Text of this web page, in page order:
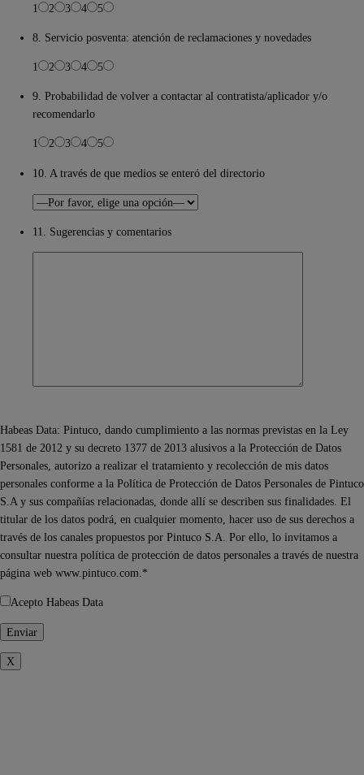
1 2 3 4 5
8. Servicio posventa: atención de reclamaciones y novedades
1 2 3 4 5
9. Probabilidad de volver a contactar al contratista/aplicador y/o
recomendarlo
1 2 3 4 5
10. A través de que medios se enteró del directorio
11. Sugerencias y comentarios
Habeas Data: Pintuco, dando cumplimiento a las normas previstas en la Ley
1581 de 2012 y su decreto 1377 de 2013 alusivos a la Protección de Datos
Personales, autorizo a realizar el tratamiento y recolección de mis datos
personales conforme a la Política de Protección de Datos Personales de Pintuco
S.A y sus compañías relacionadas, donde allí se describen sus finalidades. El
titular de los datos podrá, en cualquier momento, hacer uso de sus derechos a
través de los canales propuestos por Pintuco S.A. Por ello, lo invitamos a
consultar nuestra política de protección de datos personales a través de nuestra
página web www.pintuco.com.*
Acepto Habeas Data
X